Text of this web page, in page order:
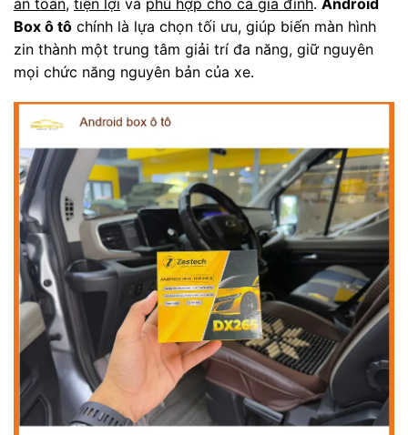
Box ô tô chính là lựa chọn tối ưu, giúp biến màn hình
zin thành một trung tâm giải trí đa năng, giữ nguyên
mọi chức năng nguyên bản của xe.